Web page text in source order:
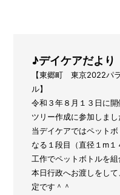
♪デイケアだよ
【東郷町 東京2022パ
ル】
令和３年８月１３日に
ツリー作成に参加しまし
当デイケアではペット
なる１段目（直径１ⅿ１
工作でペットボトルを
本日行政へお渡しをし
定です＾＾